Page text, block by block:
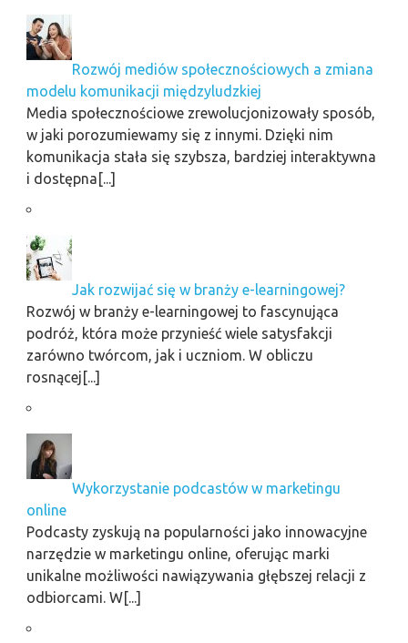
Rozwój mediów społecznościowych a zmiana
modelu komunikacji międzyludzkiej
Media społecznościowe zrewolucjonizowały sposób,
w jaki porozumiewamy się z innymi. Dzięki nim
komunikacja stała się szybsza, bardziej interaktywna
i dostępna[...]
Jak rozwijać się w branży e-learningowej?
Rozwój w branży e-learningowej to fascynująca
podróż, która może przynieść wiele satysfakcji
zarówno twórcom, jak i uczniom. W obliczu
rosnącej[...]
Wykorzystanie podcastów w marketingu
online
Podcasty zyskują na popularności jako innowacyjne
narzędzie w marketingu online, oferując marki
unikalne możliwości nawiązywania głębszej relacji z
odbiorcami. W[...]